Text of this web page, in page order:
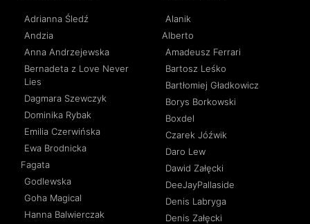
Adrianna Śledź
Andzia
Anna Andrzejewska
Bernadeta z Love Never
Lies
Dagmara Szewczyk
Dominika Rybak
Emilia Czerwińska
Ewa Brodnicka
Fagata
Godlewska
Goha Magical
Hanna Balwierczak
Alanik
Alberto
Amadeusz Ferrari
Bartosz Leśko
Bartłomiej Gładkowicz
Borys Borkowski
Boxdel
Czarek Jóźwik
Daro Lew
Dawid Załęcki
DeeJayPallaside
Denis Labryga
Denis Załęcki